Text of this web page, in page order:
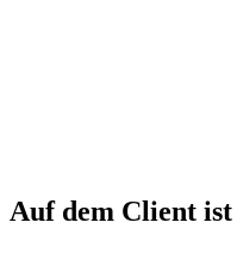
Auf dem Client